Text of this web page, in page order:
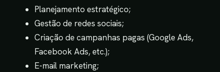
Planejamento estratégico;
Gestão de redes sociais;
Criação de campanhas pagas (Google Ads,
Facebook Ads, etc.);
E-mail marketing;